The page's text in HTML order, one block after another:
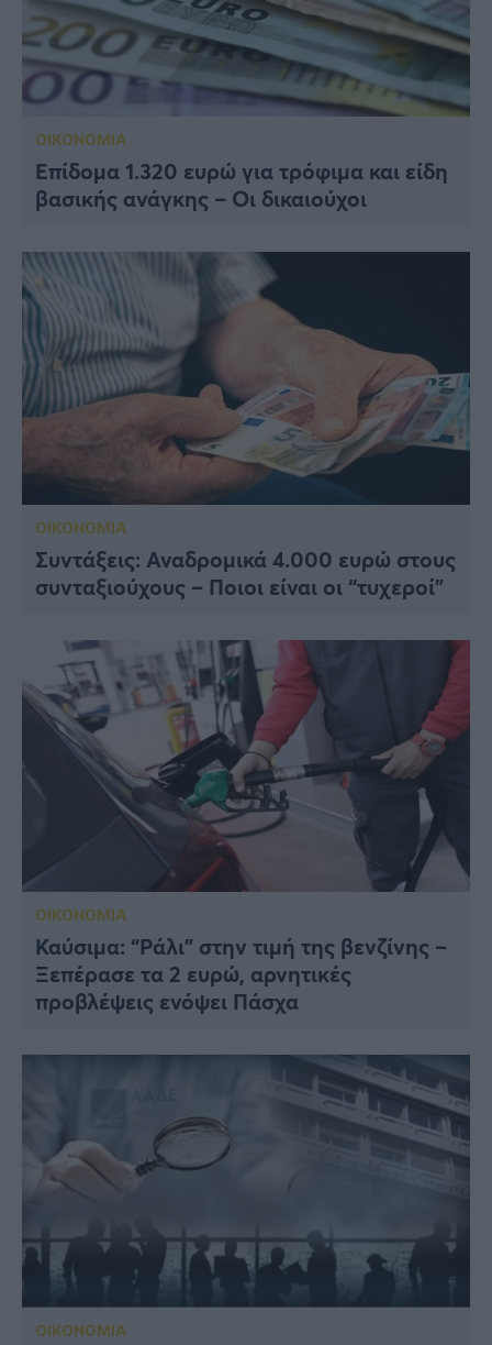
ΟΙΚΟΝΟΜΙΑ
Επίδομα 1.320 ευρώ για τρόφιμα και είδη
βασικής ανάγκης – Οι δικαιούχοι
ΟΙΚΟΝΟΜΙΑ
Συντάξεις: Αναδρομικά 4.000 ευρώ στους
συνταξιούχους – Ποιοι είναι οι “τυχεροί”
ΟΙΚΟΝΟΜΙΑ
Καύσιμα: “Ράλι” στην τιμή της βενζίνης –
Ξεπέρασε τα 2 ευρώ, αρνητικές
προβλέψεις ενόψει Πάσχα
ΟΙΚΟΝΟΜΙΑ